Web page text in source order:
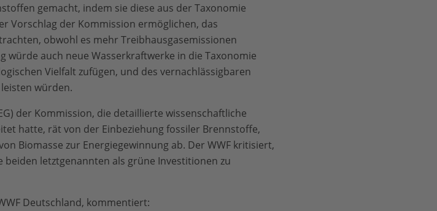
gemacht, indem sie diese aus der Taxonomie
Vorschlag der Kommission ermöglichen, das
obwohl es mehr Treibhausgasemissionen
würde auch neue Wasserkraftwerke in die Taxonomie
Vielfalt zufügen, und des vernachlässigbaren
würden.
der Kommission, die detaillierte wissenschaftliche
hatte, rät von der Einbeziehung fossiler Brennstoffe,
Biomasse zur Energiegewinnung ab. Der WWF kritisiert,
letztgenannten als grüne Investitionen zu
Deutschland, kommentiert: